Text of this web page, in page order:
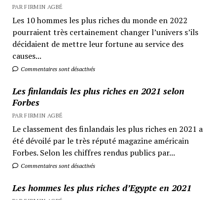
PAR FIRMIN AGBÉ
Les 10 hommes les plus riches du monde en 2022
pourraient très certainement changer l’univers s’ils
décidaient de mettre leur fortune au service des
causes...
Commentaires sont désactivés
Les finlandais les plus riches en 2021 selon
Forbes
PAR FIRMIN AGBÉ
Le classement des finlandais les plus riches en 2021 a
été dévoilé par le très réputé magazine américain
Forbes. Selon les chiffres rendus publics par...
Commentaires sont désactivés
Les hommes les plus riches d’Egypte en 2021